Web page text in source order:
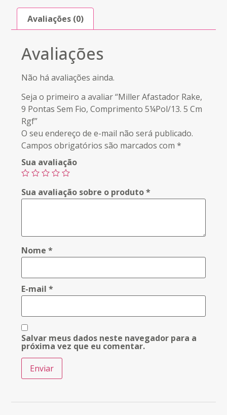
Avaliações (0)
Avaliações
Não há avaliações ainda.
Seja o primeiro a avaliar “Miller Afastador Rake,
9 Pontas Sem Fio, Comprimento 5¼Pol/13. 5 Cm
Rgf”
O seu endereço de e-mail não será publicado.
Campos obrigatórios são marcados com*
Sua avaliação
Sua avaliação sobre o produto*
Nome*
E-mail*
Salvar meus dados neste navegador para a
próxima vez que eu comentar.